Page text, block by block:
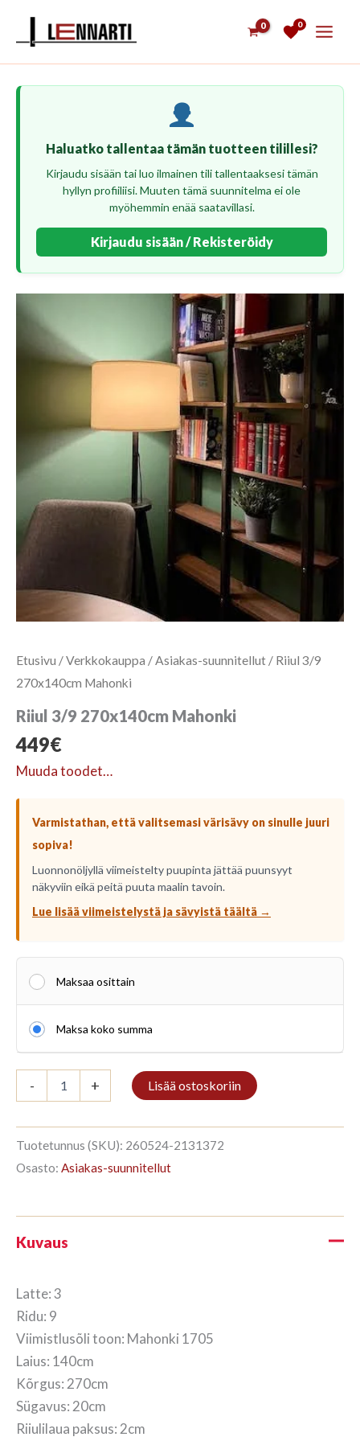
0
Haluatko tallentaa tämän tuotteen tilillesi?
Kirjaudu sisään tai luo ilmainen tili tallentaaksesi tämän
hyllyn profiiliisi. Muuten tämä suunnitelma ei ole
myöhemmin enää saatavillasi.
Kirjaudu sisään / Rekisteröidy
Etusivu /Verkkokauppa / Asiakas-suunnitellut / Riiul 3/9
270x140cm Mahonki
Riiul 3/9 270x140cm Mahonki
449€
Muuda toodet…
Varmistathan, että valitsemasi värisävy on sinulle juuri
sopiva!
Luonnonöljyllä viimeistelty puupinta jättää puunsyyt
näkyviin eikä peitä puuta maalin tavoin.
Lue lisää viimeistelystä ja sävyistä täältä →
Maksaa osittain
Maksa koko summa
-
3/9
Mahonki
määrä
+ Lisää ostoskoriin
Tuotetunnus (SKU): 260524-2131372
Osasto: Asiakas-suunnitellut
Kuvaus
Latte: 3
Ridu: 9
Viimistlusõli toon: Mahonki 1705
Laius: 140cm
Kõrgus: 270cm
Sügavus: 20cm
Riiulilaua paksus: 2cm